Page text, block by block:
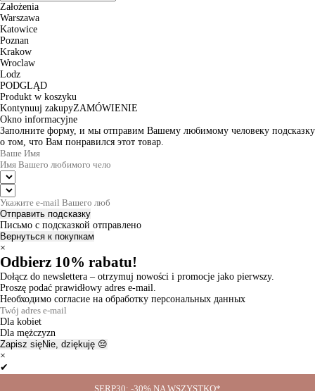
SERP30: -30% NA WSZYSTKO*
Założenia
Warszawa
Katowice
Poznan
Krakow
Wroclaw
Lodz
PODGLĄD
Produkt w koszyku
Kontynuuj zakupyZAMÓWIENIE
Okno informacyjne
Заполните форму, и мы отправим Вашему любимому человеку подсказку
о том, что Вам понравился этот товар.
Отправить подсказку
Письмо с подсказкой отправлено
Вернуться к покупкам
×
Odbierz 10% rabatu!
Dołącz do newslettera – otrzymuj nowości i promocje jako pierwszy.
Proszę podać prawidłowy adres e-mail.
Необходимо согласие на обработку персональных данных
Dla kobiet
Dla mężczyzn
Zapisz sięNie, dziękuję 😔
×
✔
Thanks for the subscription!